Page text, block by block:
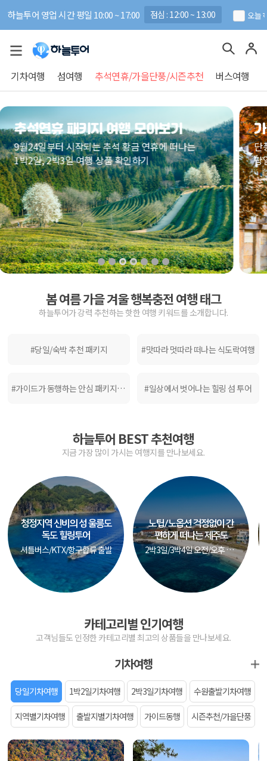
하늘투어 영업 시간 평일 10:00 ~ 17:00 점심 : 12:00 ~ 13:00 오늘
기차여행 섬여행 추석연휴/가을단풍/시즌추천 버스여행
는
가을 추천 단풍 기차여행 패키지
단풍일번지로 떠나는 가을 시즌 상품 확인하기
당일, 1박2일, 2박3일 등
봄 여름 가을 겨울 행복충전 여행 태그
하늘투어가 강력 추천하는 핫한 여행 키워드를 소개합니다.
#당일/숙박 추천 패키지 #맛따라 멋따라 떠나는 식도락여행
#가이드가 동행하는 안심 패키지여행 #일상에서 벗어나는 힐링 섬 투어
하늘투어 BEST 추천여행
지금 가장 많이 가시는 여행지를 만나보세요.
청정지역 신비의 섬 울릉도
독도 힐링투어
셔틀버스/KTX/항구합류 출발
노팁/노옵션 걱정없이 간
편하게 떠나는 제주도
2박3일/3박4일 오전/오후 출발
카테고리별 인기여행
고객님들도 인정한 카테고리별 최고의 상품들을 만나보세요.
기차여행
당일기차여행 1박2일기차여행 2박3일기차여행 수원출발기차여행
지역별기차여행 출발지별기차여행 가이드동행 시즌추천/가을단풍